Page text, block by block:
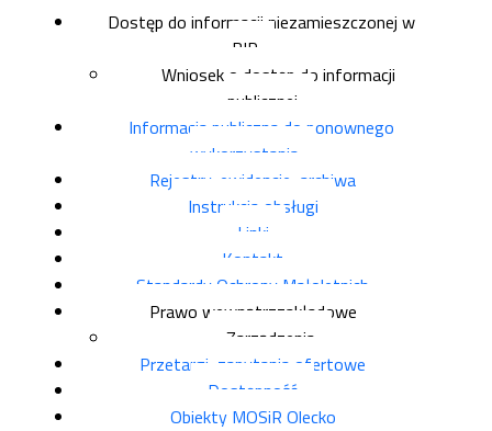
Dostęp do informacji niezamieszczonej w
BIP
Wniosek o dostęp do informacji
publicznej
Informacja publiczna do ponownego
wykorzystania
Rejestry, ewidencje, archiwa
Instrukcja obsługi
Linki
Kontakt
Standardy Ochrony Małoletnich
Prawo wewnątrzzakładowe
Zarządzenia
Przetargi, zapytania ofertowe
Dostępność
Obiekty MOSiR Olecko